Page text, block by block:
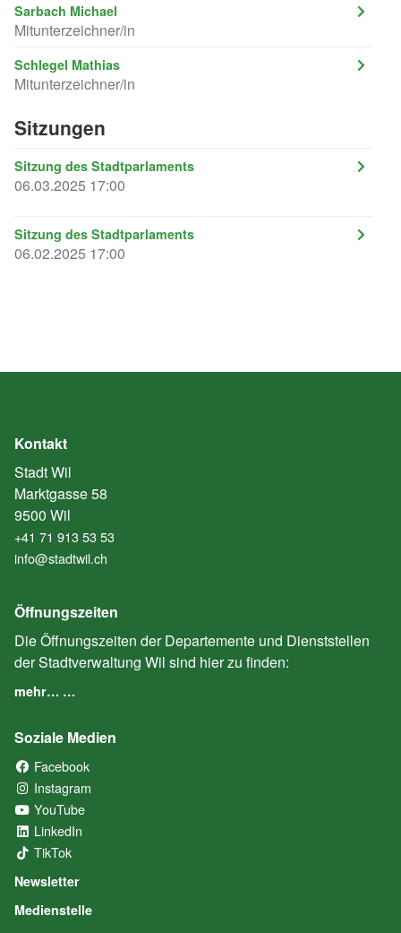
Sarbach Michael
Mitunterzeichner/in
Schlegel Mathias
Mitunterzeichner/in
Sitzungen
Sitzung des Stadtparlaments
06.03.2025 17:00
Sitzung des Stadtparlaments
06.02.2025 17:00
Kontakt
Stadt Wil
Marktgasse 58
9500 Wil
+41 71 913 53 53
info@stadtwil.ch
Öffnungszeiten
Die Öffnungszeiten der Departemente und Dienststellen
der Stadtverwaltung Wil sind hier zu finden:
mehr… …
Soziale Medien
Facebook
Instagram
YouTube
LinkedIn
TikTok
Newsletter
Medienstelle